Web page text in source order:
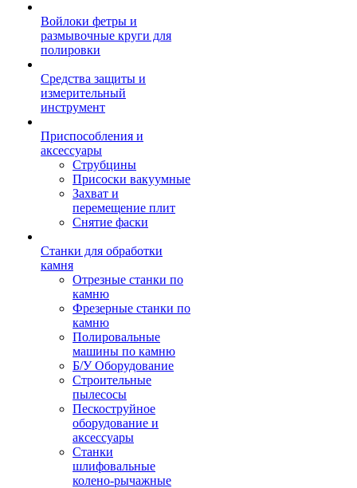
Войлоки фетры и
размывочные круги для
полировки
Средства защиты и
измерительный
инструмент
Приспособления и
аксессуары
Струбцины
Присоски вакуумные
Захват и
перемещение плит
Снятие фаски
Станки для обработки
камня
Отрезные станки по
камню
Фрезерные станки по
камню
Полировальные
машины по камню
Б/У Оборудование
Строительные
пылесосы
Пескоструйное
оборудование и
аксессуары
Станки
шлифовальные
колено-рычажные